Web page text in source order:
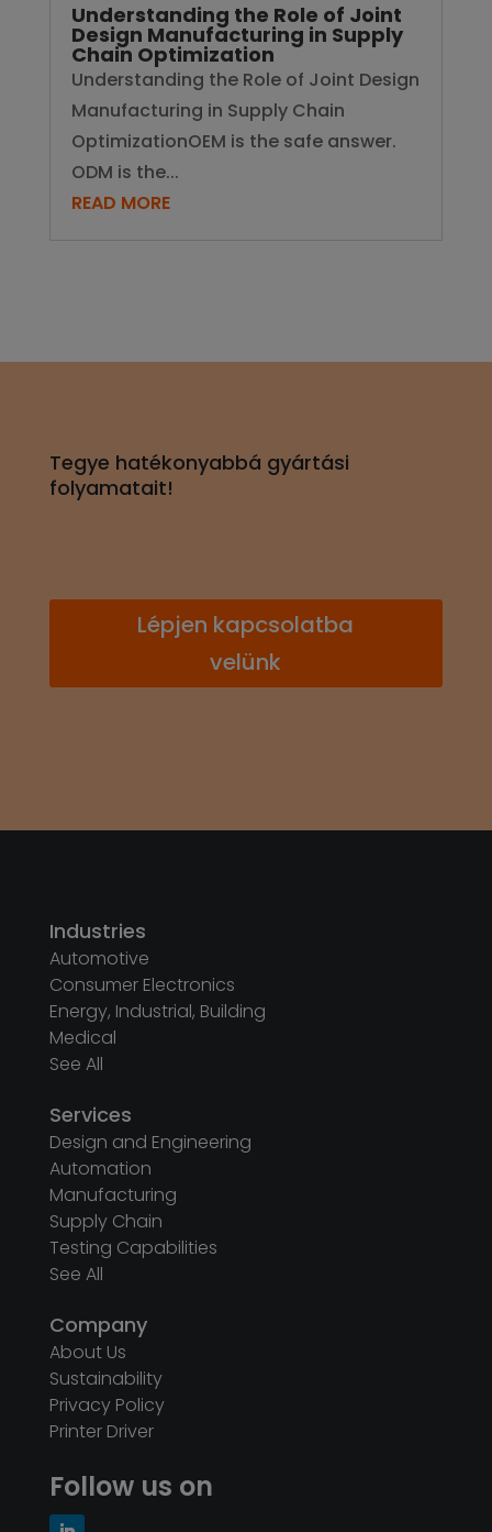
Understanding the Role of Joint
Design Manufacturing in Supply
Chain Optimization
Understanding the Role of Joint Design
Manufacturing in Supply Chain
OptimizationOEM is the safe answer.
ODM is the...
READ MORE
Tegye hatékonyabbá gyártási
folyamatait!
Lépjen kapcsolatba
velünk
Industries
Automotive
Consumer Electronics
Energy, Industrial, Building
Medical
See All
Services
Design and Engineering
Automation
Manufacturing
Supply Chain
Testing Capabilities
See All
Company
About Us
Sustainability
Privacy Policy
Printer Driver
Follow us on